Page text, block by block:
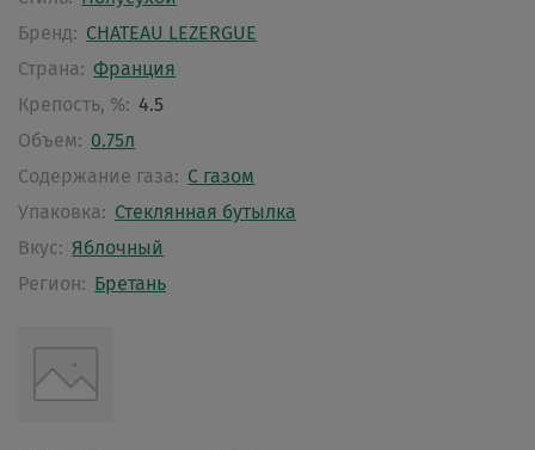
Бренд: CHATEAU LEZERGUE
Страна: Франция
Крепость, %: 4.5
Объем: 0.75л
Содержание газа: С газом
Упаковка: Стеклянная бутылка
Вкус: Яблочный
Регион: Бретань